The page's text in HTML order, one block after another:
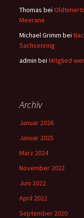
Thomas bei
Meerane
Michael Grimm bei
Sachsenring
admin bei Mitglied
Archiv
Januar 2026
Januar 2025
März 2024
November 2022
Juni 2022
April 2022
September 2020